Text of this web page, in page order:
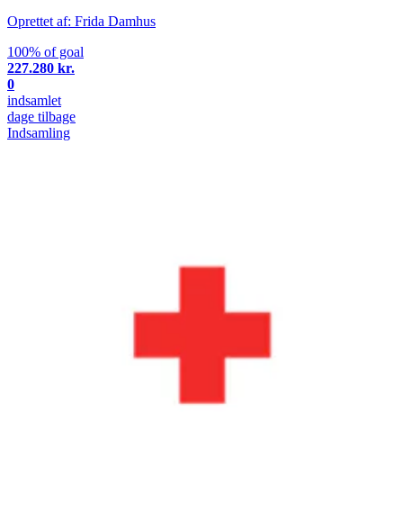
Oprettet af: Frida Damhus
100% of goal
227.280 kr.
0
indsamlet
dage tilbage
Indsamling